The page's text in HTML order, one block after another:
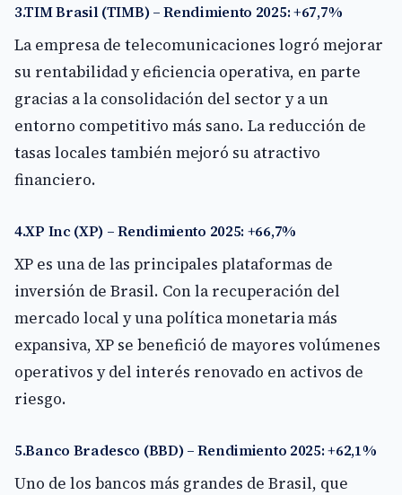
3.TIM Brasil (TIMB) – Rendimiento 2025: +67,7%
La empresa de telecomunicaciones logró mejorar
su rentabilidad y eficiencia operativa, en parte
gracias a la consolidación del sector y a un
entorno competitivo más sano. La reducción de
tasas locales también mejoró su atractivo
financiero.
4.XP Inc (XP) – Rendimiento 2025: +66,7%
XP es una de las principales plataformas de
inversión de Brasil. Con la recuperación del
mercado local y una política monetaria más
expansiva, XP se benefició de mayores volúmenes
operativos y del interés renovado en activos de
riesgo.
5.Banco Bradesco (BBD) – Rendimiento 2025: +62,1%
Uno de los bancos más grandes de Brasil, que